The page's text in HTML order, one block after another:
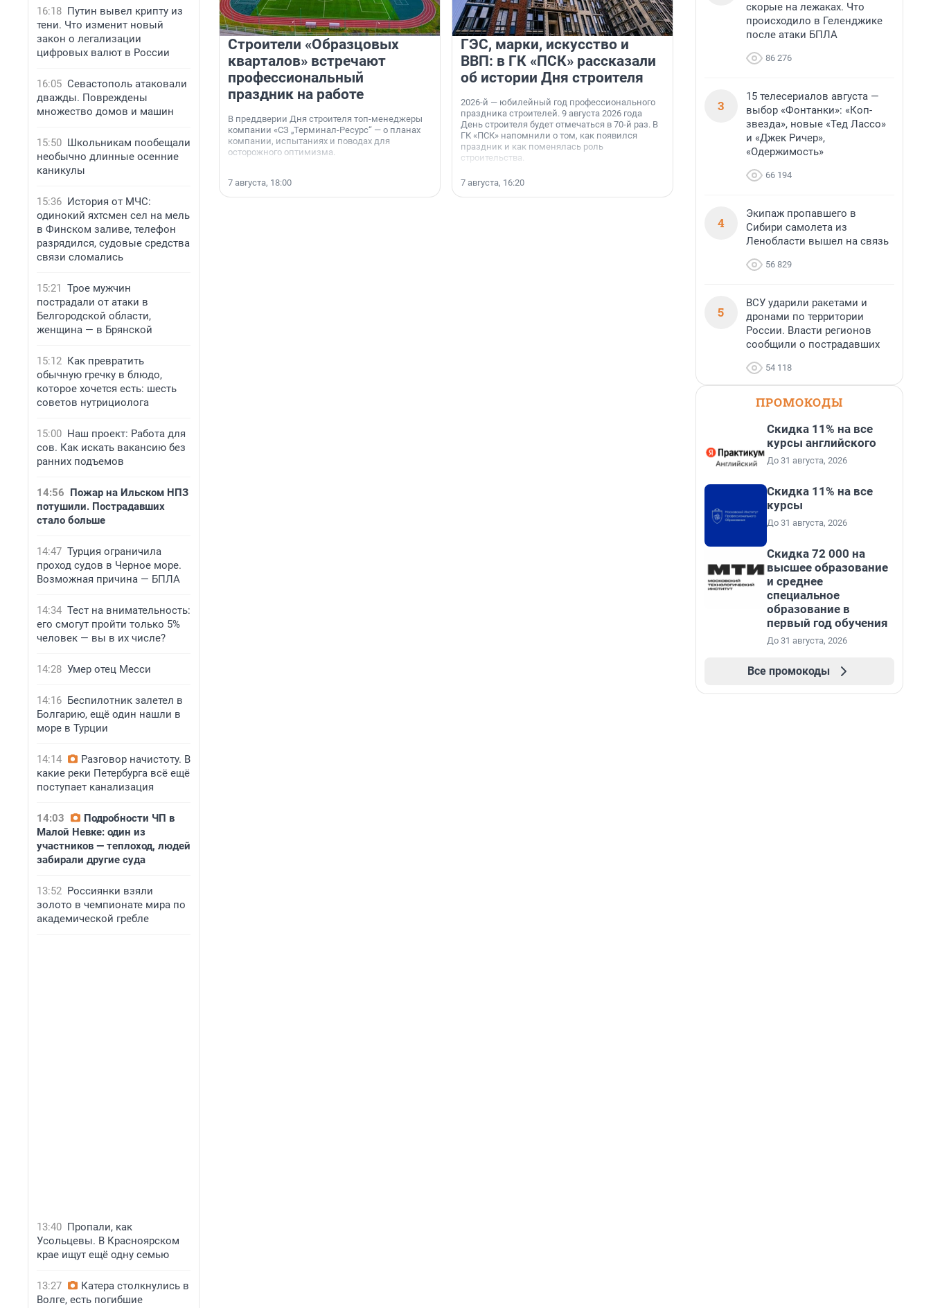
16:18 Путин вывел крипту из
тени. Что изменит новый
закон о легализации
цифровых валют в России
16:05 Севастополь атаковали
дважды. Повреждены
множество домов и машин
15:50 Школьникам пообещали
необычно длинные осенние
каникулы
15:36 История от МЧС:
одинокий яхтсмен сел на мель
в Финском заливе, телефон
разрядился, судовые средства
связи сломались
15:21 Трое мужчин
пострадали от атаки в
Белгородской области,
женщина — в Брянской
15:12 Как превратить
обычную гречку в блюдо,
которое хочется есть: шесть
советов нутрициолога
15:00 Наш проект: Работа для
сов. Как искать вакансию без
ранних подъемов
14:56 Пожар на Ильском НПЗ
потушили. Пострадавших
стало больше
14:47 Турция ограничила
проход судов в Черное море.
Возможная причина — БПЛА
14:34 Тест на внимательность:
его смогут пройти только 5%
человек — вы в их числе?
14:28 Умер отец Месси
14:16 Беспилотник залетел в
Болгарию, ещё один нашли в
море в Турции
14:14
Разговор начистоту. В
какие реки Петербурга всё ещё
поступает канализация
14:03
Подробности ЧП в
Малой Невке: один из
участников — теплоход, людей
забирали другие суда
13:52 Россиянки взяли
золото в чемпионате мира по
академической гребле
13:40 Пропали, как
Усольцевы. В Красноярском
крае ищут ещё одну семью
13:27
Катера столкнулись в
Волге, есть погибшие
Строители «Образцовых
кварталов» встречают
профессиональный
праздник на работе
В преддверии Дня строителя топ-менеджеры
компании «СЗ „Терминал-Ресурс“ — о планах
компании, испытаниях и поводах для
осторожного оптимизма.
7 августа, 18:00
ГЭС, марки, искусство и
ВВП: в ГК «ПСК» рассказали
об истории Дня строителя
2026-й — юбилейный год профессионального
праздника строителей. 9 августа 2026 года
День строителя будет отмечаться в 70-й раз. В
ГК «ПСК» напомнили о том, как появился
праздник и как поменялась роль
строительства.
7 августа, 16:20
заработали новые базовые
Инженеры МегаФона установили телеком-
оборудование на популярных водоёмах
Ленинградской области. Базовые станции
вблизи Лемболовского и Раздолинского озёр,
а также недалеко от Большого Тосненского
7 августа, 14:59
скорые на лежаках. Что
происходило в Геленджике
после атаки БПЛА
86 276
3
15 телесериалов августа —
выбор «Фонтанки»: «Коп-
звезда», новые «Тед Лассо»
и «Джек Ричер»,
«Одержимость»
66 194
4
Экипаж пропавшего в
Сибири самолета из
Ленобласти вышел на связь
56 829
5
ВСУ ударили ракетами и
дронами по территории
России. Власти регионов
сообщили о пострадавших
54 118
ПРОМОКОДЫ
Скидка 11% на все
курсы английского
До 31 августа, 2026
Скидка 11% на все
курсы
До 31 августа, 2026
Скидка 72 000 на
высшее образование
и среднее
специальное
образование в
первый год обучения
До 31 августа, 2026
Все промокоды